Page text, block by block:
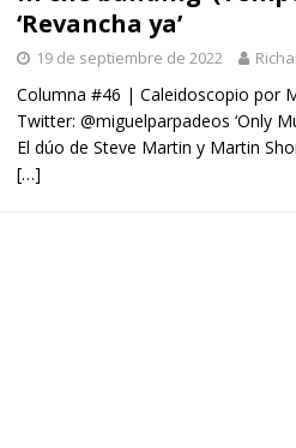
‘Revancha ya’
19 de septiembre de 2022
Columna #46 | Caleidoscopio por
Twitter: @miguelparpadeos ‘Only
El dúo de Steve Martin y Martin
[…]